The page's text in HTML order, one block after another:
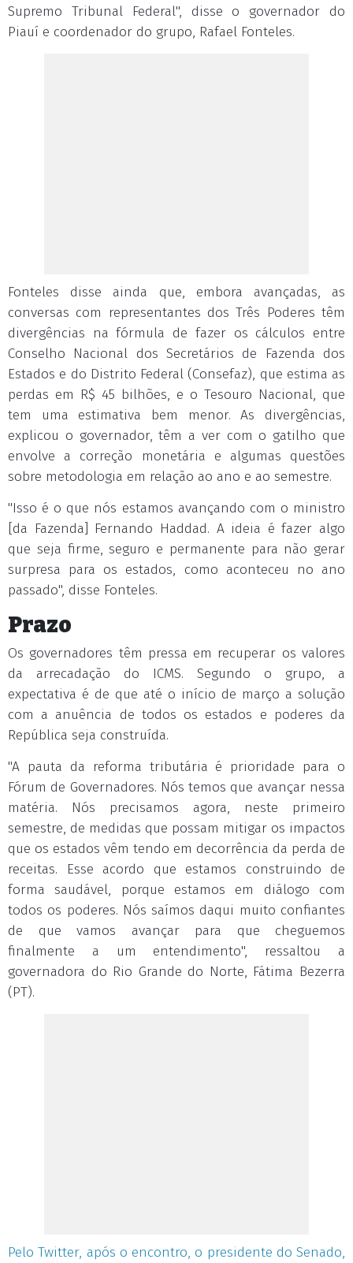
Supremo Tribunal Federal", disse o governador do
Piauí e coordenador do grupo, Rafael Fonteles.
Fonteles disse ainda que, embora avançadas, as
conversas com representantes dos Três Poderes têm
divergências na fórmula de fazer os cálculos entre
Conselho Nacional dos Secretários de Fazenda dos
Estados e do Distrito Federal (Consefaz), que estima as
perdas em R$ 45 bilhões, e o Tesouro Nacional, que
tem uma estimativa bem menor. As divergências,
explicou o governador, têm a ver com o gatilho que
envolve a correção monetária e algumas questões
sobre metodologia em relação ao ano e ao semestre.
"Isso é o que nós estamos avançando com o ministro
[da Fazenda] Fernando Haddad. A ideia é fazer algo
que seja firme, seguro e permanente para não gerar
surpresa para os estados, como aconteceu no ano
passado", disse Fonteles.
Prazo
Os governadores têm pressa em recuperar os valores
da arrecadação do ICMS. Segundo o grupo, a
expectativa é de que até o início de março a solução
com a anuência de todos os estados e poderes da
República seja construída.
"A pauta da reforma tributária é prioridade para o
Fórum de Governadores. Nós temos que avançar nessa
matéria. Nós precisamos agora, neste primeiro
semestre, de medidas que possam mitigar os impactos
que os estados vêm tendo em decorrência da perda de
receitas. Esse acordo que estamos construindo de
forma saudável, porque estamos em diálogo com
todos os poderes. Nós saímos daqui muito confiantes
de que vamos avançar para que cheguemos
finalmente a um entendimento", ressaltou a
governadora do Rio Grande do Norte, Fátima Bezerra
(PT).
Pelo Twitter, após o encontro, o presidente do Senado,